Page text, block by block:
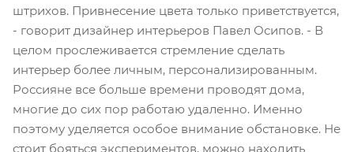
штрихов. Привнесение цвета только приветствуется,
- говорит дизайнер интерьеров Павел Осипов. - В
целом прослеживается стремление сделать
интерьер более личным, персонализированным.
Россияне все больше времени проводят дома,
многие до сих пор работаю удаленно. Именно
поэтому уделяется особое внимание обстановке. Не
стоит бояться экспериментов, можно находить